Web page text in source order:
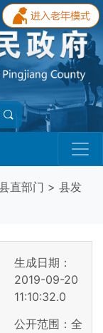
直部门 > 县发
生成日期：
2019-09-20
11:10:32.0
公开范围：全